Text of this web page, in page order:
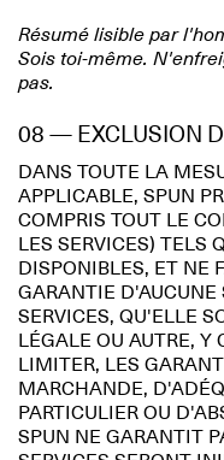
Résumé lisible par
Sois toi-même.
pas.
08 — EXCLUSION
DANS TOUTE LA
APPLICABLE, SPUN
COMPRIS TOUT LE
LES SERVICES) TELS
DISPONIBLES, ET NE
GARANTIE D'AUCUNE
SERVICES, QU'ELLE
LÉGALE OU AUTRE,
LIMITER, LES
MARCHANDE,
PARTICULIER OU
SPUN NE GARANTIT